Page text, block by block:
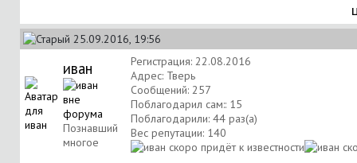
25.09.2016, 19:56
иван
Познавший
многое
Регистрация: 22.08.2016
Адрес: Тверь
Сообщений: 257
Поблагодарил сам:: 15
Поблагодарили: 44 раз(а)
Вес репутации: 140